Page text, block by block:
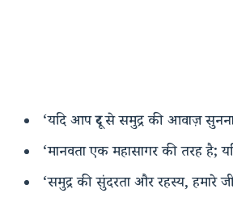
‘यदि आप दूर से समुद्र की आवाज़
‘मानवता एक महासागर की तरह है;
‘समुद्र की सुंदरता और रहस्य, हमारे